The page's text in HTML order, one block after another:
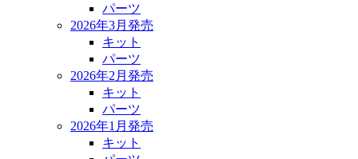
パーツ
2026年3月発売
キット
パーツ
2026年2月発売
キット
パーツ
2026年1月発売
キット